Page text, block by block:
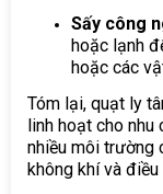
Sấy công
hoặc lạnh
hoặc các
Tóm lại, quạt ly
linh hoạt cho
nhiều môi trường
không khí và